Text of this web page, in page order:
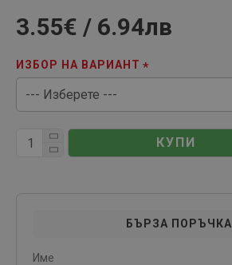
3.55€ / 6.94лв
ИЗБОР НА ВАРИАНТ
КУПИ
БЪРЗА ПОРЪЧКА
Име